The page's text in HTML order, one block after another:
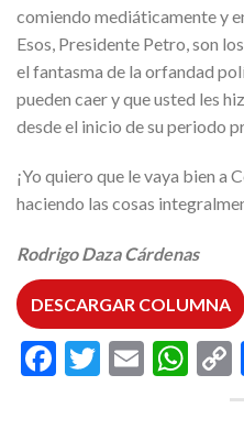
comiendo mediáticamente y
Esos, Presidente Petro, son
el fantasma de la orfandad
pueden caer y que usted les
desde el inicio de su periodo
¡Yo quiero que le vaya bien a
haciendo las cosas
Rodrigo Daza Cárdenas
DESCARGAR COLUMNA
Facebook
Twitter
Email